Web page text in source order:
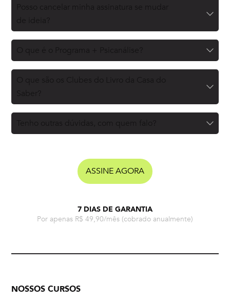
ASSINE AGORA
7 DIAS DE GARANTIA
Por apenas R$ 49,90/mês (cobrado anualmente)
NOSSOS CURSOS